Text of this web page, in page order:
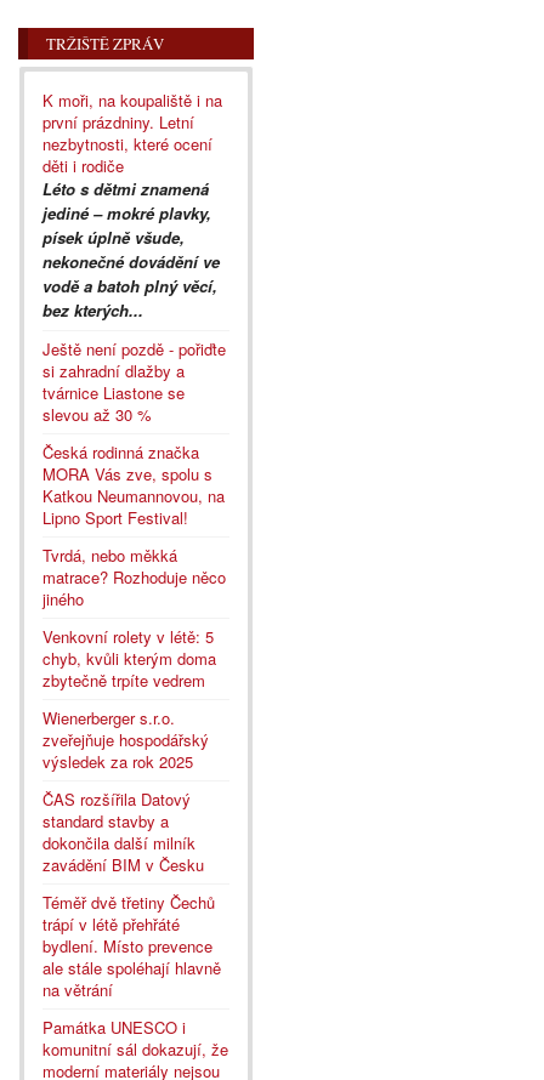
TRŽIŠTĚ ZPRÁV
K moři, na koupaliště i na
první prázdniny. Letní
nezbytnosti, které ocení
děti i rodiče
Léto s dětmi znamená
jediné – mokré plavky,
písek úplně všude,
nekonečné dovádění ve
vodě a batoh plný věcí,
bez kterých...
Ještě není pozdě - pořiďte
si zahradní dlažby a
tvárnice Liastone se
slevou až 30 %
Česká rodinná značka
MORA Vás zve, spolu s
Katkou Neumannovou, na
Lipno Sport Festival!
Tvrdá, nebo měkká
matrace? Rozhoduje něco
jiného
Venkovní rolety v létě: 5
chyb, kvůli kterým doma
zbytečně trpíte vedrem
Wienerberger s.r.o.
zveřejňuje hospodářský
výsledek za rok 2025
ČAS rozšířila Datový
standard stavby a
dokončila další milník
zavádění BIM v Česku
Téměř dvě třetiny Čechů
trápí v létě přehřáté
bydlení. Místo prevence
ale stále spoléhají hlavně
na větrání
Památka UNESCO i
komunitní sál dokazují, že
moderní materiály nejsou